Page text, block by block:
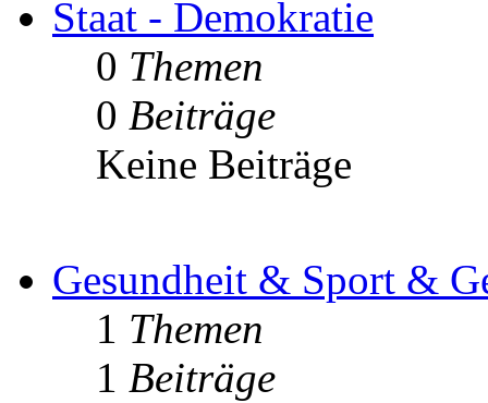
Staat - Demokratie
0 Themen
0 Beiträge
Keine Beiträge
Gesundheit & Sport &
1 Themen
1 Beiträge